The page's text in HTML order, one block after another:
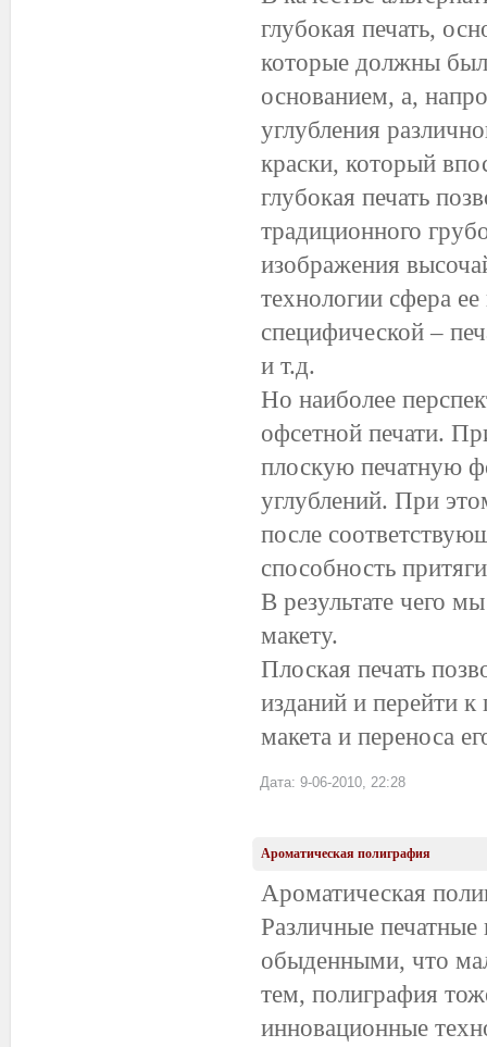
глубокая печать,
которые должны
основанием, а,
углубления
краски, который
глубокая печать
традиционного
изображения
технологии сфера
специфической –
и т.д.
Но наиболее
офсетной печати.
плоскую печатную
углублений. При
после
способность
В результате чего
макету.
Плоская печать
изданий и перейти
макета и переноса
Дата: 9-06-2010, 22:28
Ароматическая полиграфия
Ароматическая
Различные печатные
обыденными, что
тем, полиграфия
инновационные